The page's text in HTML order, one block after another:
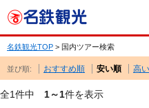
名鉄観光TOP > 国内ツアー検索
並び順: おすすめ順 安い順 高
全1件中 1～1件を表示